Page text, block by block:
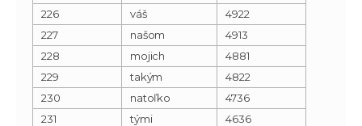
226
váš
4922
227
našom
4913
228
mojich
4881
229
takým
4822
230
natoľko
4736
231
tými
4636